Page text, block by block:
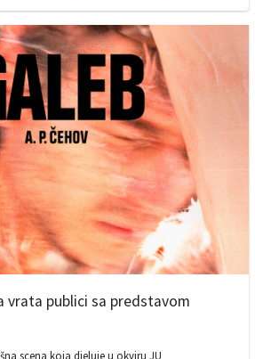
vrata publici sa predstavom
scena koja djeluje u okviru JU